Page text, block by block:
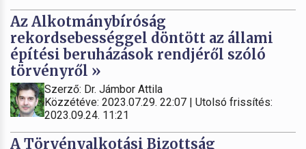
Az Alkotmánybíróság
rekordsebességgel döntött az állami
építési beruházások rendjéről szóló
törvényről »
Szerző: Dr. Jámbor Attila
Közzétéve: 2023.07.29. 22:07 | Utolsó frissítés:
2023.09.24. 11:21
A Törvényalkotási Bizottság